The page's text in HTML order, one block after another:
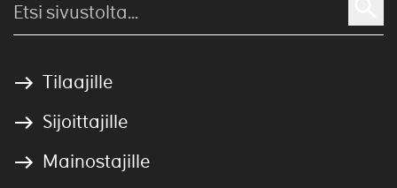
Tilaajille
Sijoittajille
Mainostajille